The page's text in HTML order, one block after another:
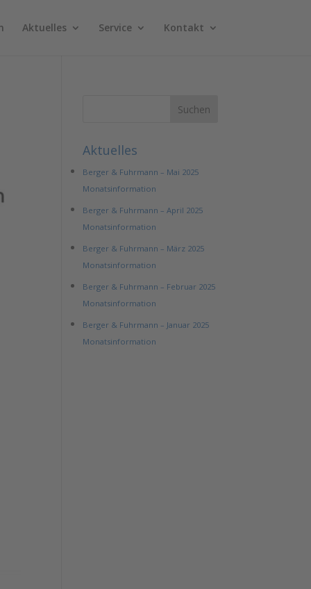
Aktuelles Service Kontakt
Aktuelles
Berger & Fuhrmann – Mai 2025
Monatsinformation
Berger & Fuhrmann – April 2025
Monatsinformation
Berger & Fuhrmann – März 2025
Monatsinformation
Berger & Fuhrmann – Februar 2025
Monatsinformation
Berger & Fuhrmann – Januar 2025
Monatsinformation